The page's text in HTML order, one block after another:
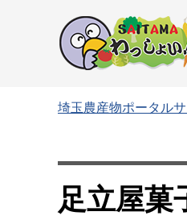
埼玉農産物ポータル
足立屋菓